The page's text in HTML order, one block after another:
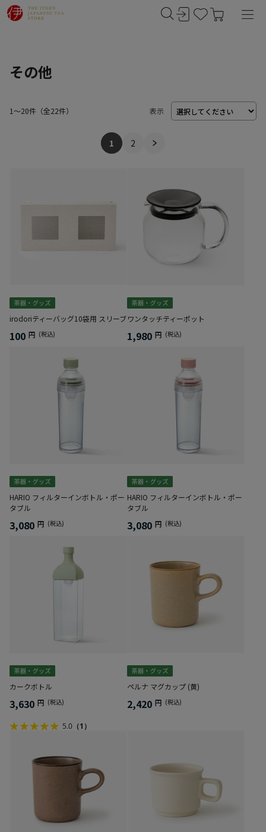
その他
表示
1～20件 （ 22件）
1 2
irodoriティーバッグ10袋用 スリーブ
100 円 (税込)
ワンタッチティーポット
1,980 円 (税込)
HARIO フィルターインボトル・ポー
タブル
3,080 円 (税込)
HARIO フィルターインボトル・ポー
タブル
3,080 円 (税込)
カークボトル
3,630 円 (税込)
5.0 （1）
ペルナ マグカップ (黄)
2,420 円 (税込)